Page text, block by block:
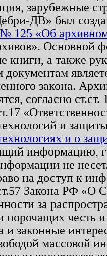
зарубежные
ДВ» был
125 «Об
Основной
книги, а также
закона.
согласно
и
и о
информацию,
не
на доступ к
Закона РФ «О
за
порочащих честь
законные
массовой